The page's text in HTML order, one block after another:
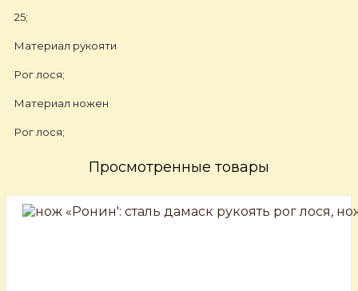
25;
Материал рукояти
Рог лося;
Материал ножен
Рог лося;
Просмотренные товары